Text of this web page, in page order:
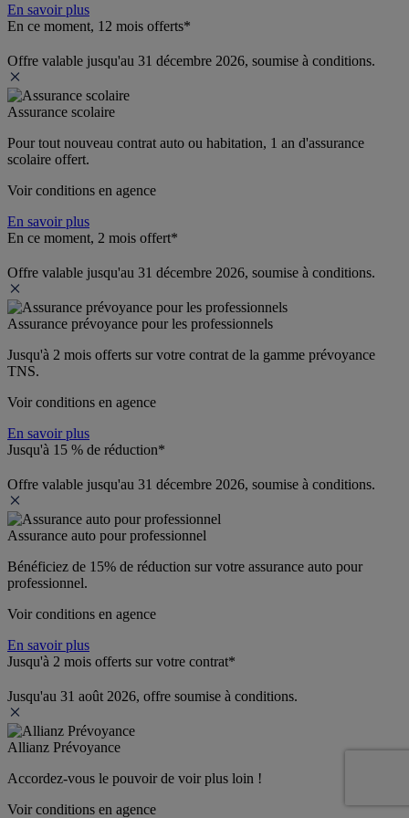
En savoir plus
En ce moment, 12 mois offerts*
Offre valable jusqu'au 31 décembre 2026, soumise à conditions.
Assurance scolaire
Pour tout nouveau contrat auto ou habitation, 1 an d'assurance
scolaire offert.
Voir conditions en agence
En savoir plus
En ce moment, 2 mois offert*
Offre valable jusqu'au 31 décembre 2026, soumise à conditions.
Assurance prévoyance pour les professionnels
Jusqu'à 2 mois offerts sur votre contrat de la gamme prévoyance
TNS.
Voir conditions en agence
En savoir plus
Jusqu'à 15 % de réduction*
Offre valable jusqu'au 31 décembre 2026, soumise à conditions.
Assurance auto pour professionnel
Bénéficiez de 15% de réduction sur votre assurance auto pour
professionnel.
Voir conditions en agence
En savoir plus
Jusqu'à 2 mois offerts sur votre contrat*
Jusqu'au 31 août 2026, offre soumise à conditions.
Allianz Prévoyance
Accordez-vous le pouvoir de voir plus loin !
Voir conditions en agence